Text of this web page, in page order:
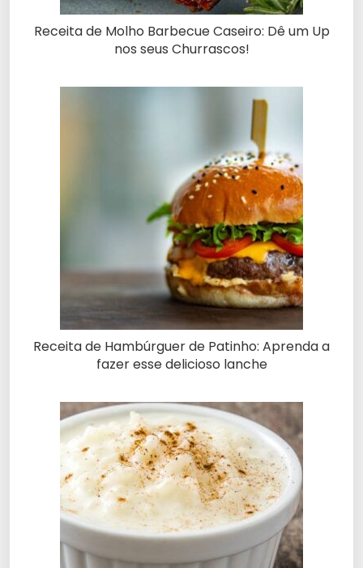
Receita de Molho Barbecue Caseiro: Dê um Up
nos seus Churrascos!
Receita de Hambúrguer de Patinho: Aprenda a
fazer esse delicioso lanche